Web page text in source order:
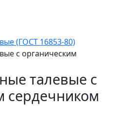
(ГОСТ 16853-80)
с органическим
талевые с
сердечником